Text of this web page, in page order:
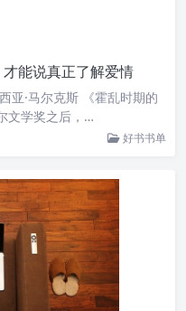
能说真正了解爱情
亚·马尔克斯 《霍乱时期的
文学奖之后，…
好书书单